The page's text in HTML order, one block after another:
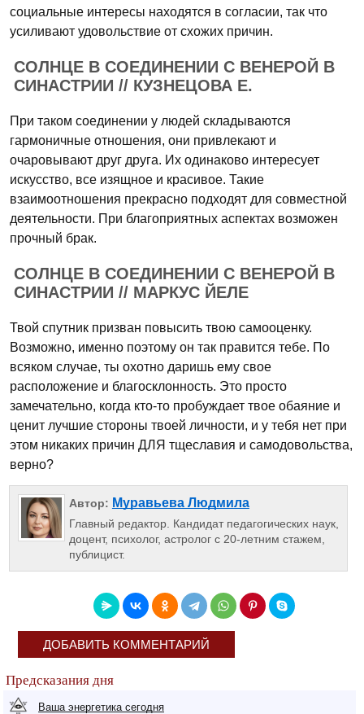
социальные интересы находятся в согласии, так что
усиливают удовольствие от схожих причин.
СОЛНЦЕ В СОЕДИНЕНИИ С ВЕНЕРОЙ В
СИНАСТРИИ // КУЗНЕЦОВА Е.
При таком соединении у людей складываются
гармоничные отношения, они привлекают и
очаровывают друг друга. Их одинаково интересует
искусство, все изящное и красивое. Такие
взаимоотношения прекрасно подходят для совместной
деятельности. При благоприятных аспектах возможен
прочный брак.
СОЛНЦЕ В СОЕДИНЕНИИ С ВЕНЕРОЙ В
СИНАСТРИИ // МАРКУС ЙЕЛЕ
Твой спутник призван повысить твою самооценку.
Возможно, именно поэтому он так правится тебе. По
всяком случае, ты охотно даришь ему свое
расположение и благосклонность. Это просто
замечательно, когда кто-то пробуждает твое обаяние и
ценит лучшие стороны твоей личности, и у тебя нет при
этом никаких причин ДЛЯ тщеславия и самодовольства,
верно?
Автор: Муравьева Людмила
Главный редактор. Кандидат педагогических наук,
доцент, психолог, астролог с 20-летним стажем,
публицист.
ДОБАВИТЬ КОММЕНТАРИЙ
Предсказания дня
Ваша энергетика сегодня